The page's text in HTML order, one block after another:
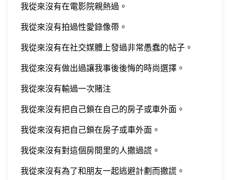
我從來沒有在電影院親熱過。
我從來沒有拍過性愛錄像帶。
我從來沒有在社交媒體上發過非常愚蠢的帖子。
我從來沒有做出過讓我事後後悔的時尚選擇。
我從來沒有輸過一次賭注
我從來沒有把自己鎖在自己的房子或車外面。
我從來沒有把自己鎖在房子或車外面。
我從來沒有對這個房間里的人撒過謊。
我從來沒有為了和朋友一起逃避計劃而撒謊。